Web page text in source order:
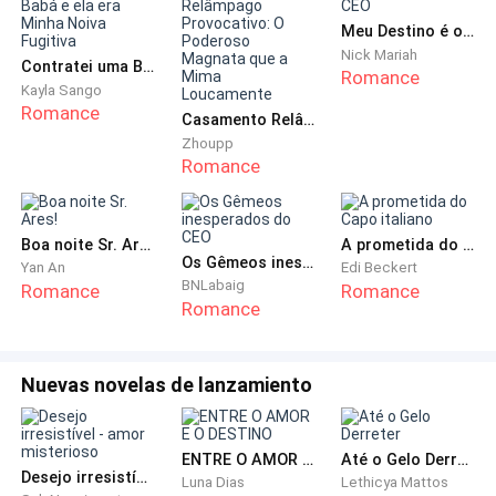
compartilhando suas experiências e desafios
cotidianos. Com o tempo, o vínculo cresceu e, após
alguns meses, começaram um relacionamento sério.
Casaram-se em uma cerimônia simples, sem grandes
festividades, mas felizes por estarem juntos.
Com seus salários modestos, conseguiram alugar
uma pequena casa em um bairro tranquilo. Apesar
das dificuldades financeiras, tentavam construir uma
vida juntos. A rotina era exaustiva, ambos
trabalhavam muito e ganhavam pouco, mas faziam o
possível para equilibrar os estudos de Evelyn e os
A vida seguia com altos e baixos típicos de um casal
jovem em busca de seus sonhos. No entanto, em um
domingo aparentemente comum, algo estranho
Contratei uma Babá e ela era Minha Noiva Fugitiva
Kayla Sango
Romance Casamento Relâmpago Provocativo: O Poderoso Magnata que a Mima Loucamente
Zhoupp
Romance
Meu Destino é o CEO
Nick Mariah
Romance
Boa noite Sr. Ares!
Yan An
Romance
Os Gêmeos inesperados do CEO
BNLabaig
Romance
A prometida do Capo italiano
Edi Beckert
Romance
Nuevas novelas de lanzamiento
Desejo irresistível - amor misterioso
ENTRE O AMOR E O DESTINO
Luna Dias
Até o Gelo Derreter
Lethicya Mattos